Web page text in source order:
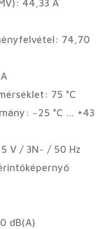
44,33 A
74,70
75 °C
−25 °C … +43
V / 3N~ / 50 Hz
dB(A)